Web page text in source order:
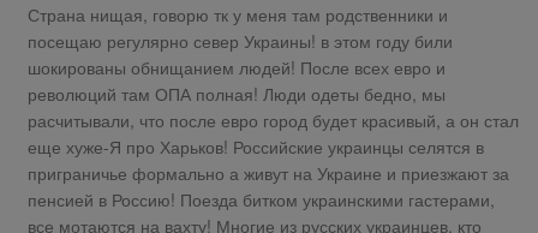
Страна нищая, говорю тк у меня там родственники и
посещаю регулярно север Украины! в этом году били
шокированы обнищанием людей! После всех евро и
революций там ОПА полная! Люди одеты бедно, мы
расчитывали, что после евро город будет красивый, а он стал
еще хуже-Я про Харьков! Российские украинцы селятся в
приграничье формально а живут на Украине и приезжают за
пенсией в Россию! Поезда битком украинскими гастерами,
все мотаются на вахту! Многие из русских украинцев, кто